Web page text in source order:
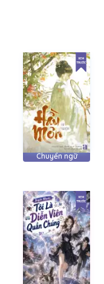
Chuyển ngữ